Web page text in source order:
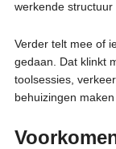
werkende structuur
Verder telt mee of
gedaan. Dat klinkt
toolsessies,
behuizingen